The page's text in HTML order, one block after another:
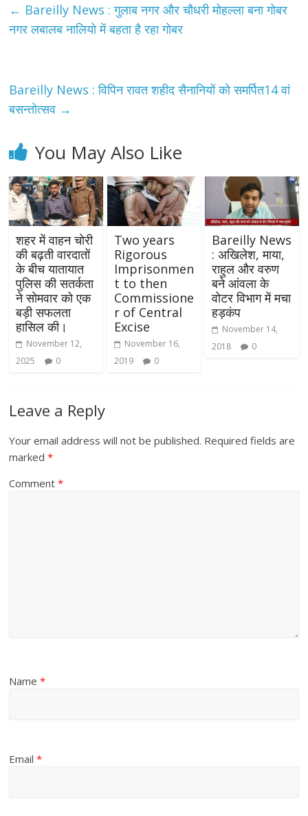
← Bareilly News : गुलाब नगर और चौधरी मोहल्ला बना गोबर
नगर लबालब नालियो में बहता है रहा गोबर
Bareilly News : विपिन रावत शहीद सैनानियों को समर्पित14 वां
बसन्तोत्सव →
You May Also Like
शहर में वाहन चोरी
की बढ़ती वारदातों
के बीच यातायात
पुलिस की सतर्कता
ने सोमवार को एक
बड़ी सफलता
हासिल की।
November 12,
2025
0
Two years
Rigorous
Imprisonmen
t to then
Commissione
r of Central
Excise
November 16,
2019
0
Bareilly News
: अखिलेश, माया,
राहुल और वरुण
बने आंवला के
वोटर विभाग में मचा
हड़कंप
November 14,
2018
0
Leave a Reply
Your email address will not be published. Required fields are
marked*
Comment*
Name*
Email*